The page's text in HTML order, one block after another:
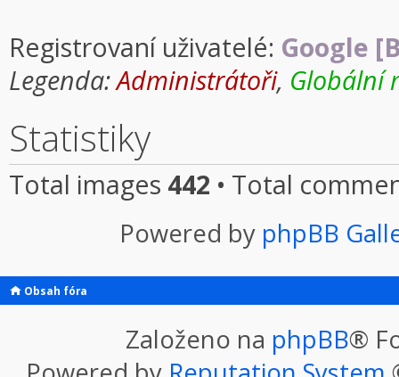
Registrovaní uživatelé: Google
Legenda:Administrátoři, Globální
Statistiky
Total images 442 • Total
Powered by phpBB
Obsah fóra
Založeno na phpBB®